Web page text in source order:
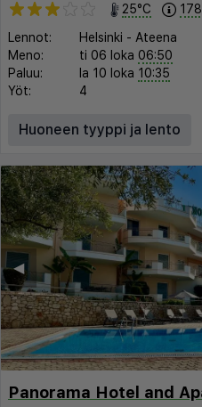
25°C
Lennot:
Helsinki - Ateena
Meno:
ti 06 loka 06:50
Paluu:
la 10 loka 10:35
Yöt:
4
Huoneen tyyppi ja lento
◀︎
Panorama Hotel and